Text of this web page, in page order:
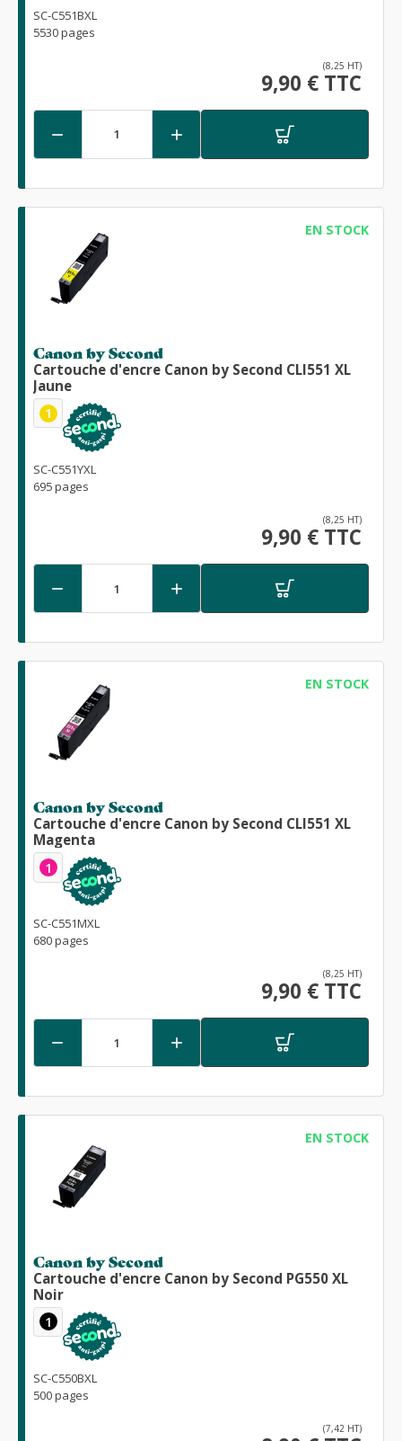
SC-C551BXL
5530 pages
(8,25 HT)
9,90 € TTC
 
EN STOCK
Canon by Second
Cartouche d'encre Canon by Second CLI551 XL
Jaune
1
SC-C551YXL
695 pages
(8,25 HT)
9,90 € TTC
 
EN STOCK
Canon by Second
Cartouche d'encre Canon by Second CLI551 XL
Magenta
1
SC-C551MXL
680 pages
(8,25 HT)
9,90 € TTC
 
EN STOCK
Canon by Second
Cartouche d'encre Canon by Second PG550 XL
Noir
1
SC-C550BXL
500 pages
(7,42 HT)